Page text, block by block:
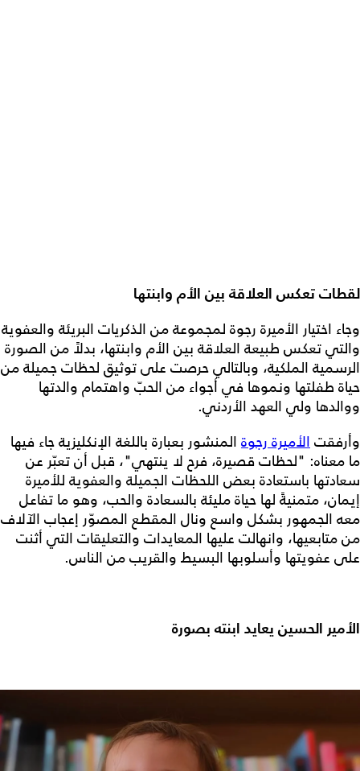
لقطات تعكس العلاقة بين الأم وابنتها
وجاء اختيار الأميرة رجوة لمجموعة من الذكريات البريئة والعفوية
والتي تعكس طبيعة العلاقة بين الأم وابنتها، بدلاً من الصورة
الرسمية الملكية، وبالتالي حرصت على توثيق لحظات جميلة من
حياة طفلتها ونموها في أجواء من الحبّ واهتمام والدتها
ووالدها ولي العهد الأردني.
وأرفقت الأميرة رجوة المنشور بعبارة باللغة الإنكليزية جاء فيها
ما معناه: "لحظات قصيرة، فرح لا ينتهي"، قبل أن تعبّر عن
سعادتها باستعادة بعض اللحظات الجميلة والعفوية للأميرة
إيمان، متمنيةً لها حياة مليئة بالسعادة والحب، وهو ما تفاعل
معه الجمهور بشكل واسع ونال المقطع المصوّر إعجاب الآلاف
من متابعيها، وانهالت عليها المعايدات والتعليقات التي أثنت
على عفويتها وأسلوبها البسيط والقريب من الناس.
الأمير الحسين يعايد ابنته بصورة